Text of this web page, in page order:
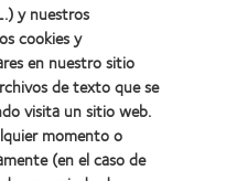
y nuestros
cookies y
en nuestro sitio
de texto que se
visita un sitio web.
momento o
(en el caso de